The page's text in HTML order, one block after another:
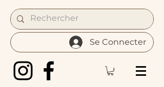
Se Connecter